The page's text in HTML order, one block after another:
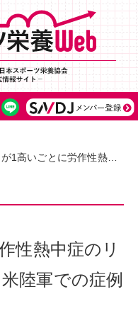
とに労作性熱中症のリスクが3％増加する 米陸軍での症例対照研究
性熱中症のリ
陸軍での症例